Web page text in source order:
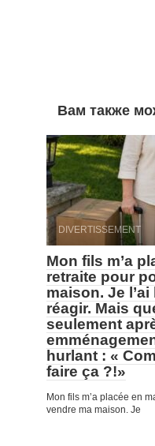
Вам также
DIVERTISSEMENT
Mon fils m’a
retraite pour
maison. Je
réagir. Mais
seulement
hurlant : «
faire ça ?!»
Mon fils m’a placée en
vendre ma maison. Je